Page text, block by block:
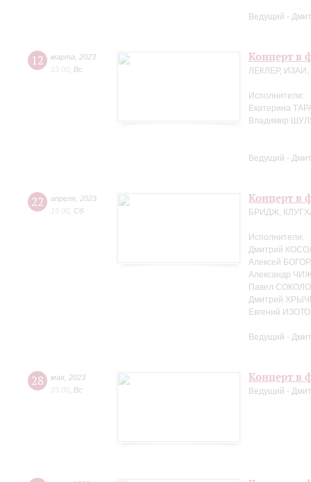
Ведущий -
12 марта
2023
15:00 Вс
Концерт в
ЛЕКЛЕР,
Исполнители:
Екатерина
Владимир
Ведущий -
22 апреля 2023
15:00 Сб
Концерт в
БРИДЖ,
Исполнители:
Дмитрий
Алексей
Александр
Павел
Дмитрий
Евгений
Ведущий -
28 мая 2023
15:00 Вс
Концерт в
Ведущий -